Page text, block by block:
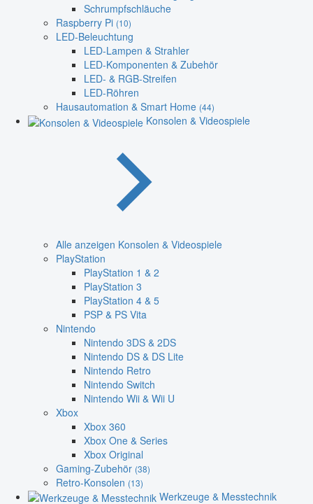
Schrumpfschläuche
Raspberry Pi (10)
LED-Beleuchtung
LED-Lampen & Strahler
LED-Komponenten & Zubehör
LED- & RGB-Streifen
LED-Röhren
Hausautomation & Smart Home (44)
Konsolen & Videospiele
Alle anzeigen Konsolen & Videospiele
PlayStation
PlayStation 1 & 2
PlayStation 3
PlayStation 4 & 5
PSP & PS Vita
Nintendo
Nintendo 3DS & 2DS
Nintendo DS & DS Lite
Nintendo Retro
Nintendo Switch
Nintendo Wii & Wii U
Xbox
Xbox 360
Xbox One & Series
Xbox Original
Gaming-Zubehör (38)
Retro-Konsolen (13)
Werkzeuge & Messtechnik